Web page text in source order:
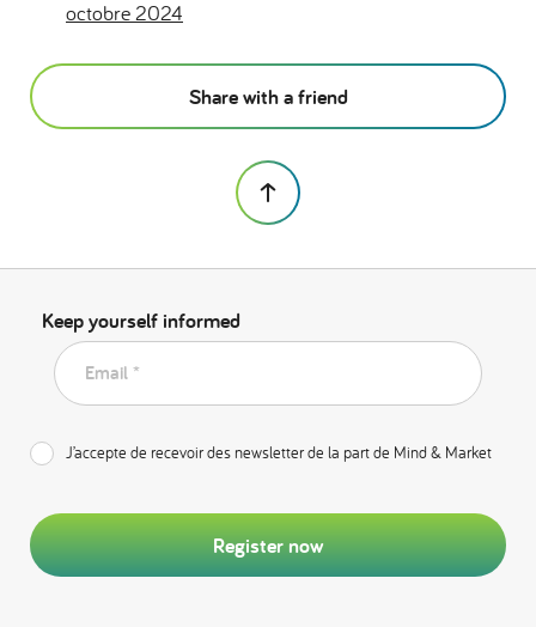
octobre 2024
Share with a friend
Keep yourself informed
Email *
J’accepte de recevoir des newsletter de la part de Mind & Market
Register now